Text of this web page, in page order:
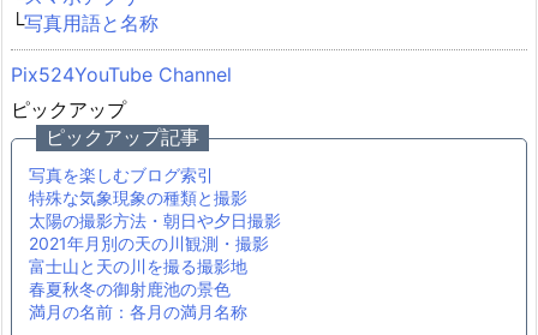
└写真用語と名称
Pix524YouTube Channel
ピックアップ
ピックアップ記事
写真を楽しむブログ索引
特殊な気象現象の種類と撮影
太陽の撮影方法・朝日や夕日撮影
2021年月別の天の川観測・撮影
富士山と天の川を撮る撮影地
春夏秋冬の御射鹿池の景色
満月の名前：各月の満月名称